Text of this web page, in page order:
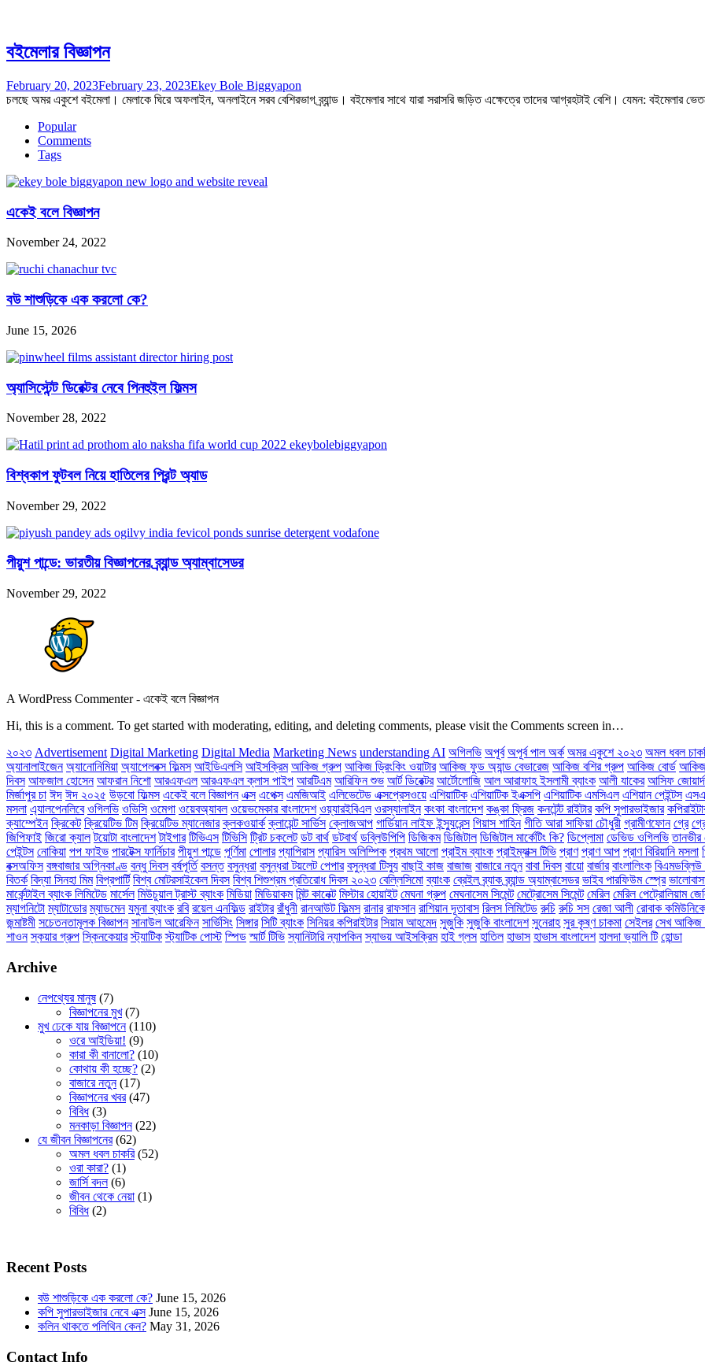
বইমেলার বিজ্ঞাপন
February 20, 2023February 23, 2023Ekey Bole Biggyapon
চলছে অমর একুশে বইমেলা। মেলাকে ঘিরে অফলাইন, অনলাইনে সরব বেশিরভাগ ব্র্যান্ড। বইমেলার সাথে যারা সরাসরি জড়িত এক্ষেত্রে তাদের আগ্রহটাই বেশি। যেমন: বইমেলার
Popular
Comments
Tags
একেই বলে বিজ্ঞাপন
November 24, 2022
বউ শাশুড়িকে এক করলো কে?
June 15, 2026
অ্যাসিস্টেন্ট ডিরেক্টর নেবে পিনহুইল ফিল্মস
November 28, 2022
বিশ্বকাপ ফুটবল নিয়ে হাতিলের প্রিন্ট অ্যাড
November 29, 2022
পীয়ুশ পান্ডে: ভারতীয় বিজ্ঞাপনের ব্র্যান্ড অ্যাম্বাসেডর
November 29, 2022
A WordPress Commenter- একেই বলে বিজ্ঞাপন
Hi, this is a comment. To get started with moderating, editing, and deleting comments, please visit the Comments screen in…
২০২৩ Advertisement Digital Marketing Digital Media Marketing News understanding AI অগিলভি অপূর্ব অপূর্ব পাল অর্ক অমর একুশে ২০২৩ অমল ধবল
অ্যানালাইজেন অ্যানোনিমিয়া অ্যাপেলবক্স ফিল্মস আইডিএলসি আইসক্রিম আকিজ গ্রুপ আকিজ ড্রিংকিং ওয়াটার আকিজ ফুড অ্যান্ড বেভারেজ আকিজ বশির গ্রুপ আকিজ বোর্ড আকিজ
দিবস আফজাল হোসেন আফরান নিশো আরএফএল আরএফএল ক্লাস পাইপ আরটিএম আরিফিন শুভ আর্ট ডিরেক্টর আর্টোলোজি আল আরাফাহ ইসলামী ব্যাংক আলী যাকের আসিফ
মির্জাপুর চা ঈদ ঈদ ২০২৫ উড়বো ফিল্মস একেই বলে বিজ্ঞাপন এক্স এপেক্স এমজিআই এলিভেটেড এক্সপ্রেসওয়ে এশিয়াটিক এশিয়াটিক ইএক্সপি এশিয়াটিক এমসিএল এশিয়ান পেইন্টস
মসলা এ্যালপেনলিবে ওগিলভি ওভিসি ওমেগা ওয়েবঅ্যাবল ওয়েভমেকার বাংলাদেশ ওয়্যারইবিএল ওরস্যালাইন কংকা বাংলাদেশ কঙ্কা ফ্রিজ কনটেন্ট রাইটার কপি সুপারভাইজার
ক্যাম্পেইন ক্রিকেট ক্রিয়েটিভ টিম ক্রিয়েটিভ ম্যানেজার ক্লকওয়ার্ক ক্লায়েন্ট সার্ভিস ক্লোজআপ গার্ডিয়ান লাইফ ইন্স্যুরেন্স গিয়াস শাহিন গীতি আরা সাফিয়া চৌধুরী গ্রামীণফোন গ্রে
জিপিফাই জিরো ক্যাল টয়োটা বাংলাদেশ টাইগার টিভিএস টিভিসি ট্রিট চকলেট ডট বার্থ ডটবার্থ ডব্লিউপিপি ডিজিকম ডিজিটাল ডিজিটাল মার্কেটিং কি? ডিপ্লোমা ডেভিড ওগিলভি তানভীর
পেইন্টস নোকিয়া পপ ফাইভ পারটেক্স ফার্নিচার পীয়ুশ পান্ডে পূর্ণিমা পোলার প্যাপিরাস প্যারিস অলিম্পিক প্রথম আলো প্রাইম ব্যাংক প্রাইম্যাক্স টিভি প্রাণ প্রাণ আপ প্রাণ বিরিয়ানি মসলা
বক্সঅফিস বঙ্গবাজার অগ্নিকাণ্ড বন্ধু দিবস বর্ষপূর্তি বসন্ত বসুন্ধরা বসুন্ধরা টয়লেট পেপার বসুন্ধরা টিস্যু বাছাই কাজ বাজাজ বাজারে নতুন বাবা দিবস বায়ো বার্জার বাংলালিংক বিএমডব্লিউ
বিতর্ক বিদ্যা সিনহা মিম বিপ্রপার্টি বিশ্ব মোটরসাইকেল দিবস বিশ্ব শিশুশ্রম প্রতিরোধ দিবস ২০২৩ বেল্লিসিমো ব্যাংক ব্রেইল ব্র্যাক ব্র্যান্ড অ্যাম্বাসেডর ভাইব পারফিউম স্প্রে
মার্কেন্টাইল ব্যাংক লিমিটেড মার্সেল মিউচুয়াল ট্রাস্ট ব্যাংক মিডিয়া মিডিয়াকম মিন্ট কানেক্ট মিস্টার হোয়াইট মেঘনা গ্রুপ মেঘনাসেম সিমেন্ট মেট্রোসেম সিমেন্ট মেরিল মেরিল পেট্রোলিয়াম
ম্যাগনিটো ম্যাটাডোর ম্যাডমেন যমুনা ব্যাংক রবি রয়েল এনফিল্ড রাইটার রাঁধুনী রানআউট ফিল্মস রানার রাফসান রাশিয়ান দূতাবাস রিলস লিমিটেড রুচি রুচি সস রেজা আলী রোবাক
জন্মাষ্টমী সচেতনতামূলক বিজ্ঞাপন সানাউল আরেফিন সার্ভিসিং সিঙ্গার সিটি ব্যাংক সিনিয়র কপিরাইটার সিয়াম আহমেদ সুজুকি সুজুকি বাংলাদেশ সুনেরাহ সুর কৃষ্ণ চাকমা সেইলর সেখ আকিজ
শাওন স্কয়ার গ্রুপ স্কিনকেয়ার স্ট্যাটিক স্ট্যাটিক পোস্ট স্পিড স্মার্ট টিভি স্যানিটারি ন্যাপকিন স্যাভয় আইসক্রিম হাই গ্লস হাতিল হাভাস হাভাস বাংলাদেশ হালদা ভ্যালি টি হোন্ডা
Archive
নেপথ্যের মানুষ(7)
বিজ্ঞাপনের মুখ(7)
মুখ ঢেকে যায় বিজ্ঞাপনে(110)
ওরে আইডিয়া! (9)
কারা কী বানালো? (10)
কোথায় কী হচ্ছে? (2)
বাজারে নতুন(17)
বিজ্ঞাপনের খবর(47)
বিবিধ(3)
মনকাড়া বিজ্ঞাপন(22)
যে জীবন বিজ্ঞাপনের(62)
অমল ধবল চাকরি(52)
ওরা কারা? (1)
জার্সি বদল(6)
জীবন থেকে নেয়া (1)
বিবিধ(2)
Recent Posts
বউ শাশুড়িকে এক করলো কে? June 15, 2026
কপি সুপারভাইজার নেবে এক্স June 15, 2026
কলিন থাকতে পলিথিন কেন? May 31, 2026
Contact Info